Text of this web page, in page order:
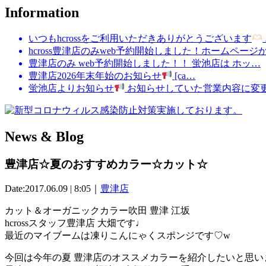
Information
いつもhcrossをご利用いただきありがとうございます
hcross豊津店のみweb予約開始しました！ホームページ
豊津店のみ web予約開始しました！！ 蛍池店は ホッ…
豊津店2026年末年始のお知らせ
[ca…
蛍池店よりお知らせ
お知らせしていた営業内容に変
News & Blog
豊津店☆夏のおすすめカラー☆カット☆
Date:2017.06.09 | 8:05｜ 豊津店
カット＆オーガニックカラー吹田 豊津 江坂
hcrossスタッフ豊津店 大畑です♩
最近のマイブームは凍りこんにゃくスポンジです♡w
今回は今年の夏 豊津店のオススメカラーを紹介したいと思い